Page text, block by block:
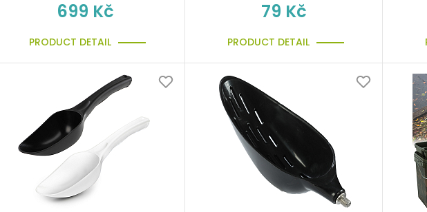
699 Kč
PRODUCT DETAIL
79 Kč
PRODUCT DETAIL